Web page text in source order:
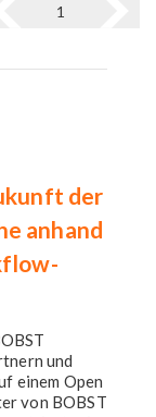
1
der
anhand
und
einem Open
von BOBST